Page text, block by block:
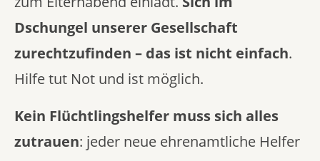
Dschungel unserer Gesellschaft
zurechtzufinden – das ist nicht einfach.
Hilfe tut Not und ist möglich.
Kein Flüchtlingshelfer muss sich alles
zutrauen: jeder neue ehrenamtliche Helfer